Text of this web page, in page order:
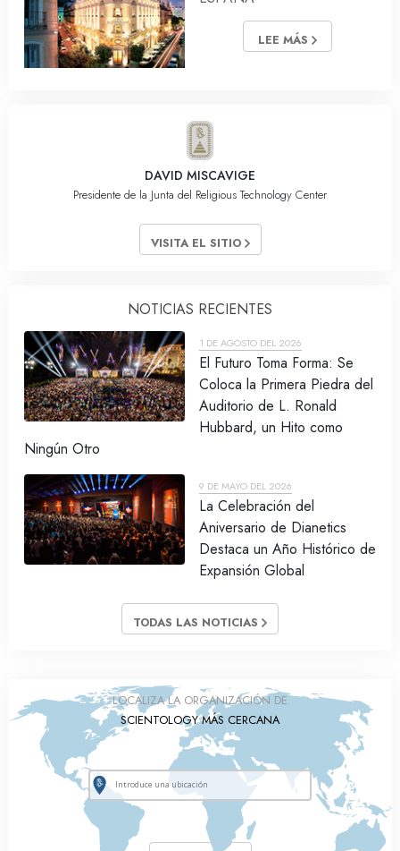
LEE MÁS
DAVID MISCAVIGE
Presidente de la Junta del Religious Technology Center
VISITA EL SITIO
NOTICIAS RECIENTES
1 DE AGOSTO DEL 2026
El Futuro Toma Forma: Se
Coloca la Primera Piedra del
Auditorio de L. Ronald
Hubbard, un Hito como
Ningún Otro
9 DE MAYO DEL 2026
La Celebración del
Aniversario de Dianetics
Destaca un Año Histórico de
Expansión Global
TODAS LAS NOTICIAS
LOCALIZA LA ORGANIZACIÓN DE
SCIENTOLOGY MÁS CERCANA